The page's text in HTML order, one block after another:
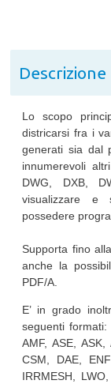
Lo scopo
districarsi fra i
generati sia dal
innumerevoli
DWG, DXB,
visualizzare e
possedere
Supporta fino
anche la
PDF/A.
E’ in grado
seguenti
AMF, ASE,
CSM, DAE,
IRRMESH,